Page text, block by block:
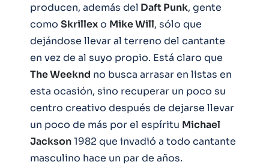
producen, además del Daft Punk, gente
como Skrillexo Mike Will, sólo que
dejándose llevar al terreno del cantante
en vez de al suyo propio. Está claro que
The Weeknd no busca arrasar en listas en
esta ocasión, sino recuperar un poco su
centro creativo después de dejarse llevar
un poco de más por el espíritu Michael
Jackson1982 que invadió a todo cantante
masculino hace un par de años.